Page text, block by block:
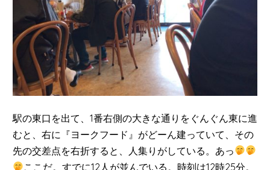
駅の東口を出て、1番右側の大きな通りをぐんぐん東に進
むと、右に『ヨークフード』がどーん建っていて、その
先の交差点を右折すると、人集りがしている。あっ
ここだ。すでに12人が並んでいる。時刻は12時25分。